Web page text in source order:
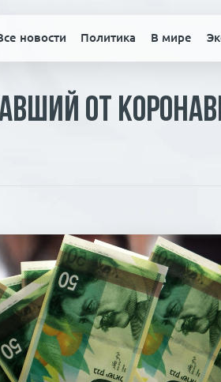
новости Политика В мире
от